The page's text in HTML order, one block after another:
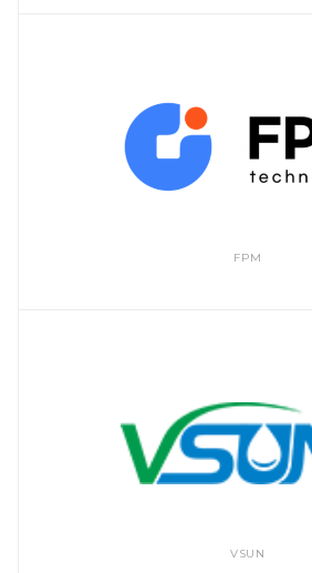
FPM
VSUN